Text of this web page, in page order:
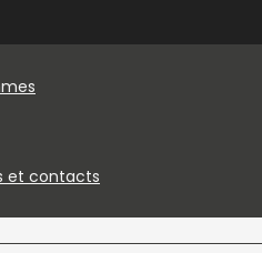
et contacts